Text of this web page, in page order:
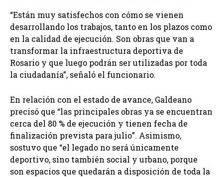
“Están muy satisfechos con cómo se vienen
desarrollando los trabajos, tanto en los plazos como
en la calidad de ejecución. Son obras que van a
transformar la infraestructura deportiva de
Rosario y que luego podrán ser utilizadas por toda
la ciudadanía”, señaló el funcionario.
En relación con el estado de avance, Galdeano
precisó que “las principales obras ya se encuentran
cerca del 80 % de ejecución y tienen fecha de
finalización prevista para julio”. Asimismo,
sostuvo que “el legado no será únicamente
deportivo, sino también social y urbano, porque
son espacios que quedarán a disposición de toda la